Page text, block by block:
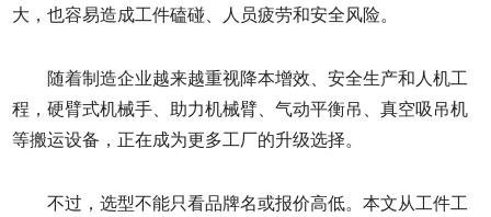
大，也容易造成工件磕碰、人员疲劳和安全风险。
随着制造企业越来越重视降本增效、安全生产和人机工
程，硬臂式机械手、助力机械臂、气动平衡吊、真空吸吊机
等搬运设备，正在成为更多工厂的升级选择。
不过，选型不能只看品牌名或报价高低。本文从工件工